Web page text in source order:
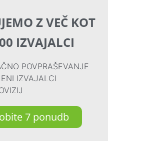
Z VEČ KOT
IZVAJALCI
POVPRAŠEVANJE
IZVAJALCI
7 ponudb